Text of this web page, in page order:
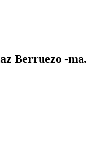
Berruezo -ma.